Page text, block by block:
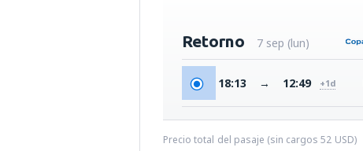
Retorno 7 sep (lun)
18:13 → 12:49 +1d
Precio total del pasaje (sin cargos52 USD)